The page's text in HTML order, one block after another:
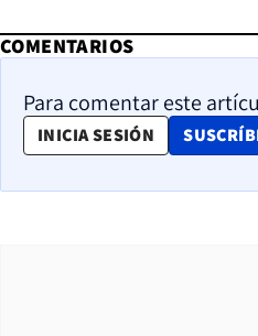
COMENTARIOS
Para comentar este
INICIA SESIÓN OPENS